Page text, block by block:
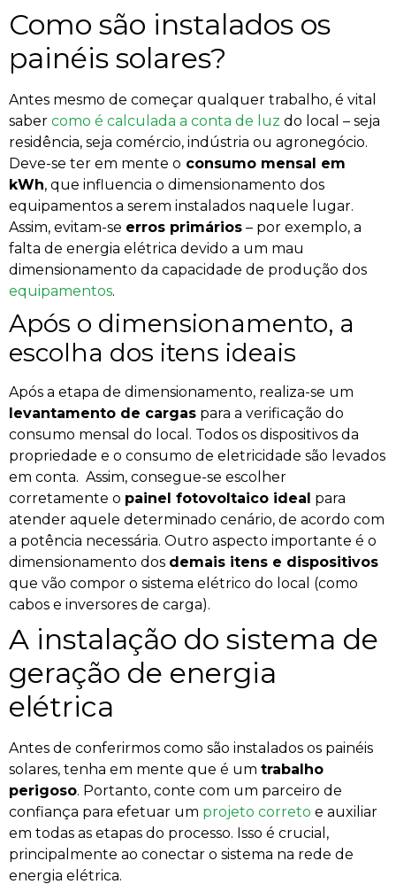
Como são instalados os
painéis solares?
Antes mesmo de começar qualquer trabalho, é vital
saber como é calculada a conta de luz do local – seja
residência, seja comércio, indústria ou agronegócio.
Deve-se ter em mente o consumo mensal em
kWh, que influencia o dimensionamento dos
equipamentos a serem instalados naquele lugar.
Assim, evitam-se erros primários – por exemplo, a
falta de energia elétrica devido a um mau
dimensionamento da capacidade de produção dos
equipamentos.
Após o dimensionamento, a
escolha dos itens ideais
Após a etapa de dimensionamento, realiza-se um
levantamento de cargas para a verificação do
consumo mensal do local. Todos os dispositivos da
propriedade e o consumo de eletricidade são levados
em conta. Assim, consegue-se escolher
corretamente o painel fotovoltaico ideal para
atender aquele determinado cenário, de acordo com
a potência necessária. Outro aspecto importante é o
dimensionamento dos demais itens e dispositivos
que vão compor o sistema elétrico do local (como
cabos e inversores de carga).
A instalação do sistema de
geração de energia
elétrica
Antes de conferirmos como são instalados os painéis
solares, tenha em mente que é um trabalho
perigoso. Portanto, conte com um parceiro de
confiança para efetuar um projeto correto e auxiliar
em todas as etapas do processo. Isso é crucial,
principalmente ao conectar o sistema na rede de
energia elétrica.